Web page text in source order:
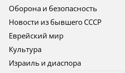
Оборона и безопасность
Новости из бывшего СССР
Еврейский мир
Культура
Израиль и диаспора